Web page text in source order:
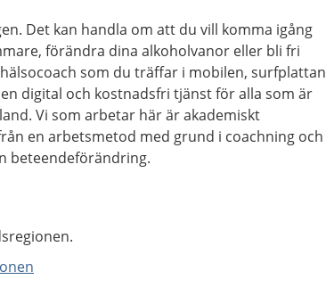
Det kan handla om att du vill komma igång
förändra dina alkoholvanor eller bli fri
som du träffar i mobilen, surfplattan
digital och kostnadsfri tjänst för alla som är
Vi som arbetar här är akademiskt
en arbetsmetod med grund i coachning och
beteendeförändring.